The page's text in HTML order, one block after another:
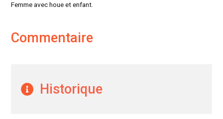
Femme avec houe et enfant.
Commentaire
Historique